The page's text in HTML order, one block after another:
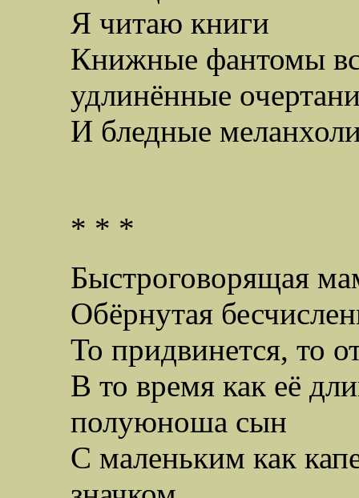
Я читаю книги
Книжные фантомы
удлинённые
И бледные
* * *
Быстроговорящая
Обёрнутая
То придвинется, то
В то время как её
полуюноша сын
С маленьким как